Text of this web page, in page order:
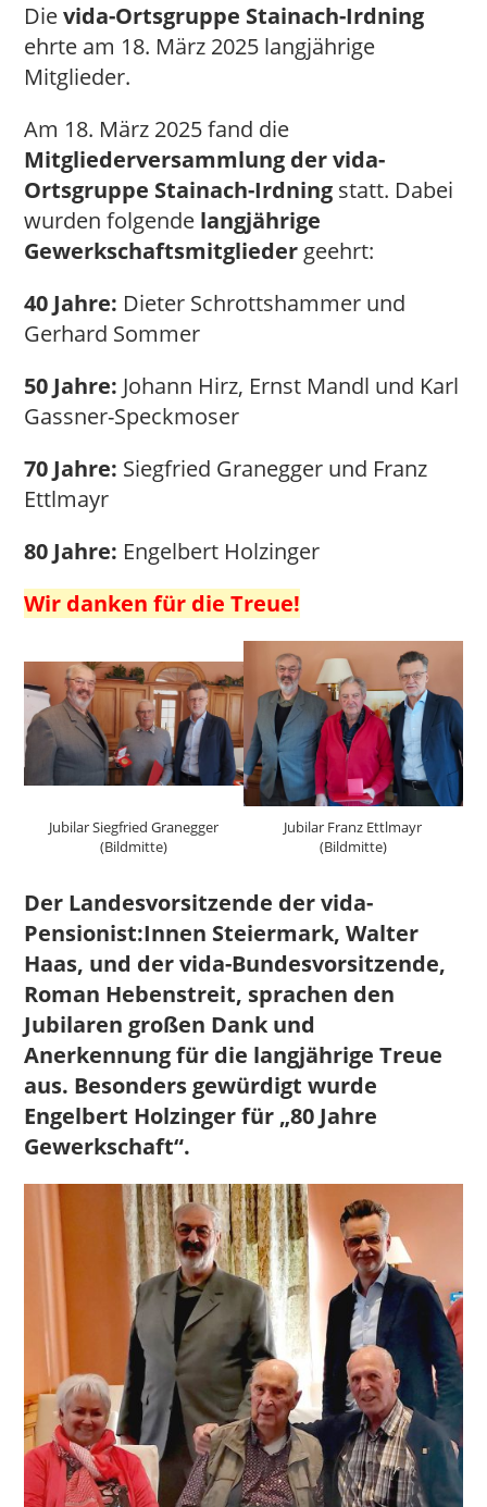
Dievida-Ortsgruppe Stainach-Irdning
ehrte am 18. März 2025 langjährige
Mitglieder.
Am 18. März 2025 fand die
Mitgliederversammlung der vida-
Ortsgruppe Stainach-Irdning statt. Dabei
wurden folgende langjährige
Gewerkschaftsmitgliedergeehrt:
40 Jahre: Dieter Schrottshammer und
Gerhard Sommer
50 Jahre: Johann Hirz, Ernst Mandl und Karl
Gassner-Speckmoser
70 Jahre: Siegfried Granegger und Franz
Ettlmayr
80 Jahre: Engelbert Holzinger
Wir danken für die Treue!
Jubilar Siegfried Granegger
(Bildmitte)
Jubilar Franz Ettlmayr
(Bildmitte)
Der Landesvorsitzende der vida-
Pensionist:Innen Steiermark, Walter
Haas, und der vida-Bundesvorsitzende,
Roman Hebenstreit, sprachen den
Jubilaren großen Dank und
Anerkennung für die langjährige Treue
aus. Besonders gewürdigt wurde
Engelbert Holzinger für „80 Jahre
Gewerkschaft“.